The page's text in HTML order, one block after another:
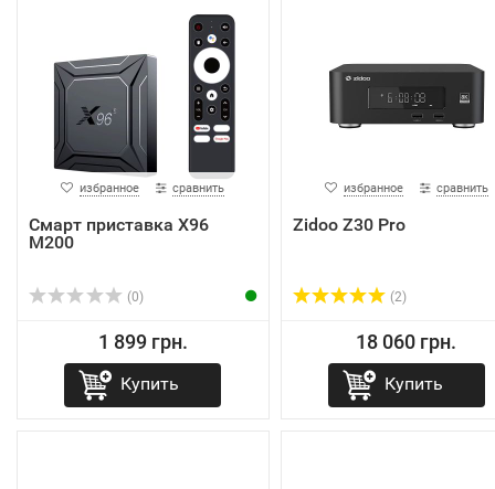
избранное сравнить
Смарт приставка X96
M200
(0)
1 899 грн.
Купить
избранное сравнить
Zidoo Z30 Pro
(2)
18 060 грн.
Купить